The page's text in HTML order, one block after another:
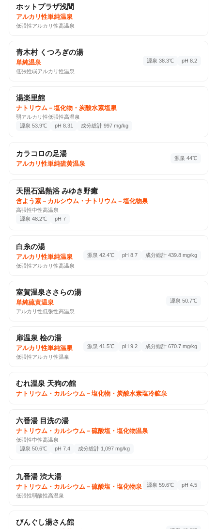
♨️ 温泉・サウナ
湯楽里館
分析書
ロケーション最高
Google Maps ↗
カラコロの足湯
分析書 アルカリ性単純硫黄温泉
上山田温泉2-9-1, 千曲市, 長野県, 389-0821
♨️ 温泉・サウナ
天照石温熱浴 みゆき野癒
分析書
蓮269, 飯山市, 長野県, 389-2256
♨️ 温泉・サウナ
アルカリ性単純温泉
里山辺85-1, 松本市, 長野県, 390-0221
ぬるめ、軽め、シャンプー類ないけど400円
♨️ 温泉・サウナ 2026-05-16
室賀温泉ささらの湯
上室賀1232-1, 上田市, 長野県, 386-1541
湯質最高であった
♨️
磯部1125, 千曲市, 長野県, 389-0806
1回チェックイン
♨️ 温泉・サウナ
ホットプラザ浅間
アルカリ性単純温泉
低張性アルカリ性高温泉
青木村 くつろぎの湯
単純温泉
低張性弱アルカリ性温泉
源泉 38.3℃ pH 8.2
湯楽里館
ナトリウム－塩化物・炭酸水素塩泉
弱アルカリ性低張性高温泉
源泉 53.9℃
pH 8.31 成分総計 997 mg/kg
カラコロの足湯
アルカリ性単純硫黄温泉
源泉 44℃
天照石温熱浴 みゆき野癒
含よう素－カルシウム・ナトリウム－塩化物泉
高張性中性高温泉
源泉 48.2℃
pH 7
白糸の湯
アルカリ性単純温泉
低張性アルカリ性高温泉
源泉 42.4℃ pH 8.7 成分総計 439.8 mg/kg
室賀温泉ささらの湯
単純硫黄温泉
アルカリ性低張性高温泉
源泉 50.7℃
扉温泉 桧の湯
アルカリ性単純温泉
低張性アルカリ性温泉
源泉 41.5℃ pH 9.2 成分総計 670.7 mg/kg
むれ温泉 天狗の館
ナトリウム・カルシウム－塩化物・炭酸水素塩冷鉱泉
六番湯 目洗の湯
ナトリウム・カルシウム－硫酸塩・塩化物温泉
低張性中性高温泉
源泉 50.6℃
pH 7.4 成分総計 1,097 mg/kg
九番湯 渋大湯
ナトリウム・カルシウム－硫酸塩・塩化物泉
低張性弱酸性高温泉
源泉 59.6℃ pH 4.5
びんぐし湯さん館